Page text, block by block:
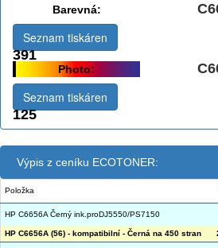
Barevná:
391
Seznam tiskáren
Photo:
125
Seznam tiskáren
Výpis z ceníku ECOTONER:
Položka
HP C6656A Černý ink.proDJ5550/PS7150
HP C6656A (56) - kompatibilní - Černá na 450 stran